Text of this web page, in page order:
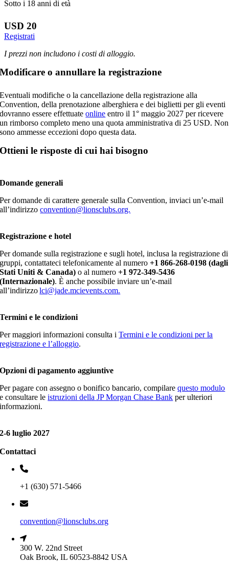
Sotto i 18 anni di età
USD 20
Registrati
I prezzi non includono i costi di alloggio.
Modificare o annullare la registrazione
Eventuali modifiche o la cancellazione della registrazione alla
Convention, della prenotazione alberghiera e dei biglietti per gli eventi
dovranno essere effettuateonline entro il 1° maggio 2027 per ricevere
un rimborso completo meno una quota amministrativa di 25 USD. Non
sono ammesse eccezioni dopo questa data.
Ottieni le risposte di cui hai bisogno
Domande generali
Per domande di carattere generale sulla Convention, inviaci un’e-mail
all’indirizzoconvention@lionsclubs.org.
Registrazione e hotel
Per domande sulla registrazione e sugli hotel, inclusa la registrazione di
gruppi, contattateci telefonicamente al numero+1 866-268-0198 (dagli
Stati Uniti & Canada) o al numero+1 972-349-5436
(Internazionale). È anche possibile inviare un’e-mail
all’indirizzolci@jade.mcievents.com.
Termini e le condizioni
Per maggiori informazioni consulta iTermini e le condizioni per la
registrazione e l’alloggio.
Opzioni di pagamento aggiuntive
Per pagare con assegno o bonifico bancario, compilarequesto modulo
e consultare leistruzioni della JP Morgan Chase Bank per ulteriori
informazioni.
2-6 luglio 2027
Contattaci
+1 (630) 571-5466
convention@lionsclubs.org
300 W. 22nd Street
Oak Brook, IL 60523-8842 USA